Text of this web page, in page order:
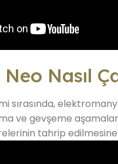
Nasıl
sırasında,
ve gevşeme
tahrip